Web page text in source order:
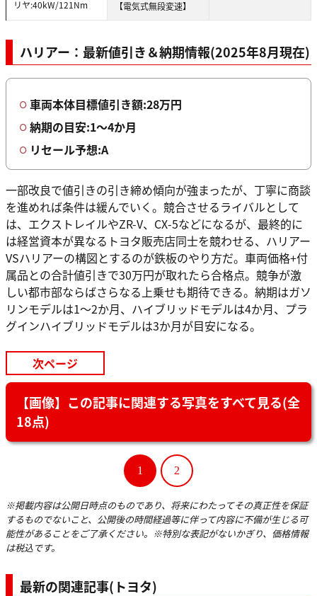
リヤ:40kW/121Nm
【電気式無段変速】
ハリアー：最新値引き＆納期情報(2025年8月現在)
車両本体目標値引き額:28万円
納期の目安:1〜4か月
リセール予想:A
一部改良で値引きの引き締め傾向が強まったが、丁寧に商談
を進めれば条件は緩んでいく。競合させるライバルとして
は、エクストレイルやZR-V、CX-5などになるが、最終的に
は経営資本が異なるトヨタ販売店同士を競わせる、ハリアー
VSハリアーの構図とするのが鉄板のやり方だ。車両価格+付
属品との合計値引きで30万円が取れたら合格点。競争が激
しい都市部ならばさらなる上乗せも期待できる。納期はガソ
リンモデルは1〜2か月、ハイブリッドモデルは4か月、プラ
グインハイブリッドモデルは3か月が目安になる。
次ページ
【画像】この記事に関連する写真をすべて見る(全
18点)
1 2
※掲載内容は公開日時点のものであり、将来にわたってその真正性を保証
するものでないこと、公開後の時間経過等に伴って内容に不備が生じる可
能性があることをご了承ください。※特別な表記がないかぎり、価格情報
は税込です。
最新の関連記事(トヨタ)